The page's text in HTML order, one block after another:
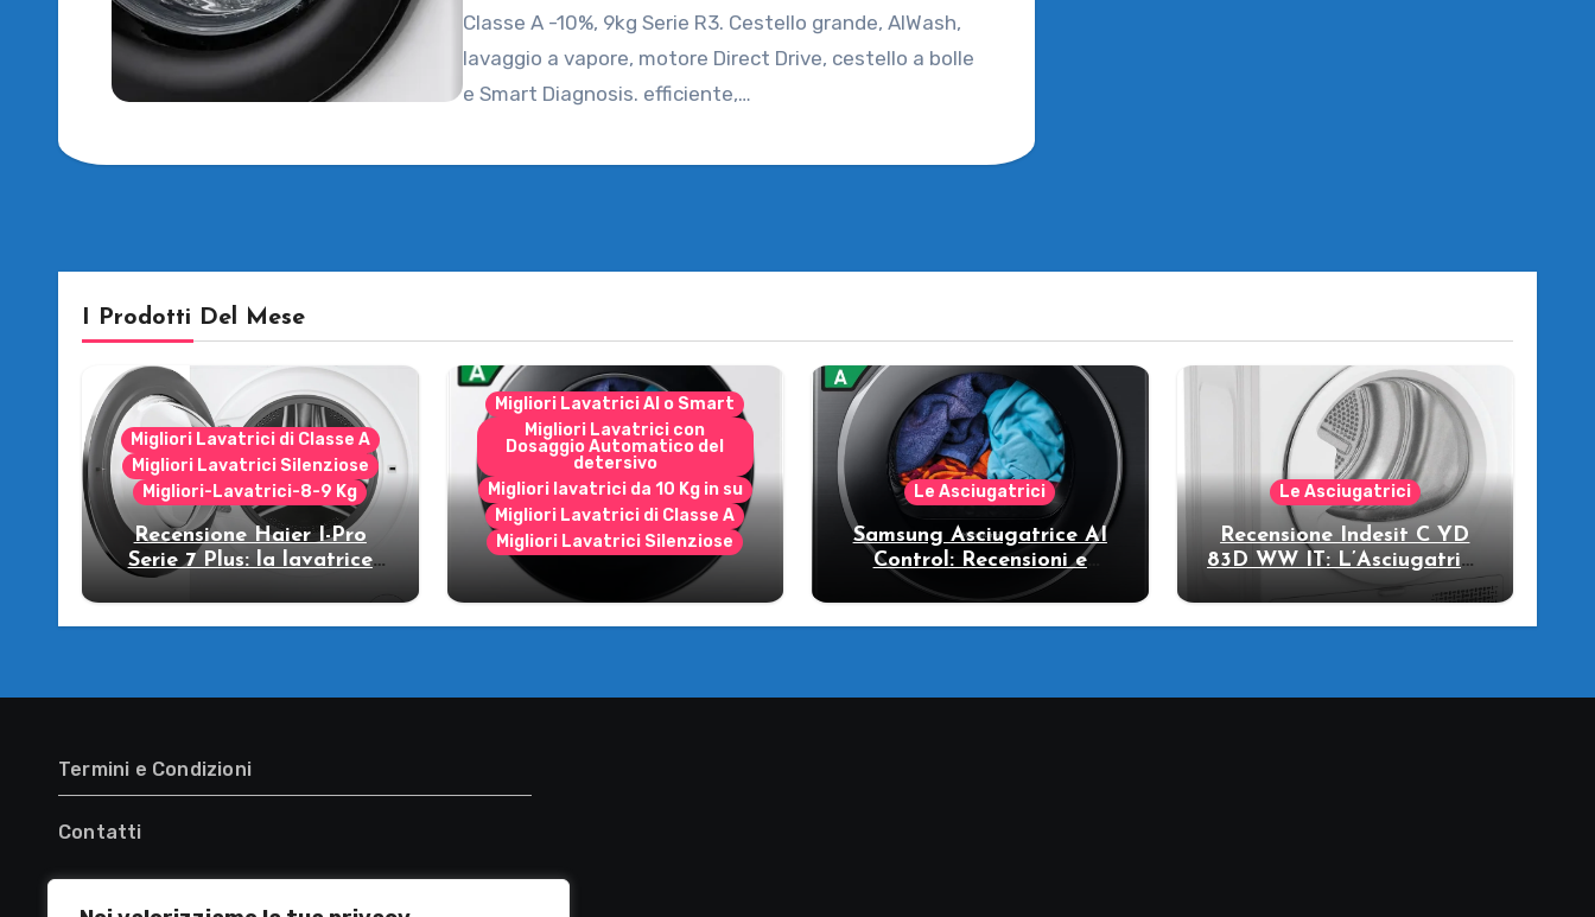
Classe A -10%, 9kg Serie R3. Cestello grande, AIWash,
lavaggio a vapore, motore Direct Drive, cestello a bolle
e Smart Diagnosis. efficiente,…
I Prodotti Del Mese
Migliori Lavatrici di Classe A
Migliori Lavatrici Silenziose
Migliori-Lavatrici-8-9 Kg
Recensione Haier I-Pro
Serie 7 Plus: la lavatrice
che strizza l’occhio al
futuro!
Migliori Lavatrici AI o Smart
Migliori Lavatrici con
Dosaggio Automatico del
detersivo
Migliori lavatrici da 10 Kg in su
Migliori Lavatrici di Classe A
Migliori Lavatrici Silenziose
Recensione Samsung
Bespoke AI
Le Asciugatrici
Samsung Asciugatrice AI
Control: Recensioni e
vantaggi del modello
pompa di calore
Le Asciugatrici
Recensione Indesit C YD
83D WW IT: L’Asciugatrice
a Pompa di Calore per il
Tuo Benessere
Termini e Condizioni
Contatti